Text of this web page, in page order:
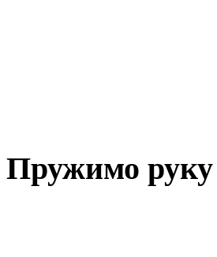
Пружимо